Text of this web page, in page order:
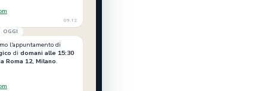
09:12
OGGI
l'appuntamento di
di domani alle 15:30
Roma 12, Milano.